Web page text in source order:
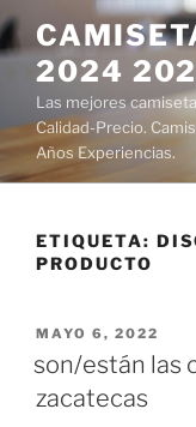
Saltar
al
contenido
2024
Las mejores
Calidad-Precio.
Años Experiencias.
ETIQUETA:
PRODUCTO
PUBLICADO
MAYO 6, 2022
son/están las
zacatecas